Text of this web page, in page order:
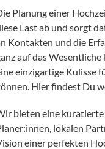
Planung einer
Last ab und sorgt
Kontakten und die
auf das
einzigartige Kulisse
Hier findest Du
bieten eine
lokalen
einer perfekten